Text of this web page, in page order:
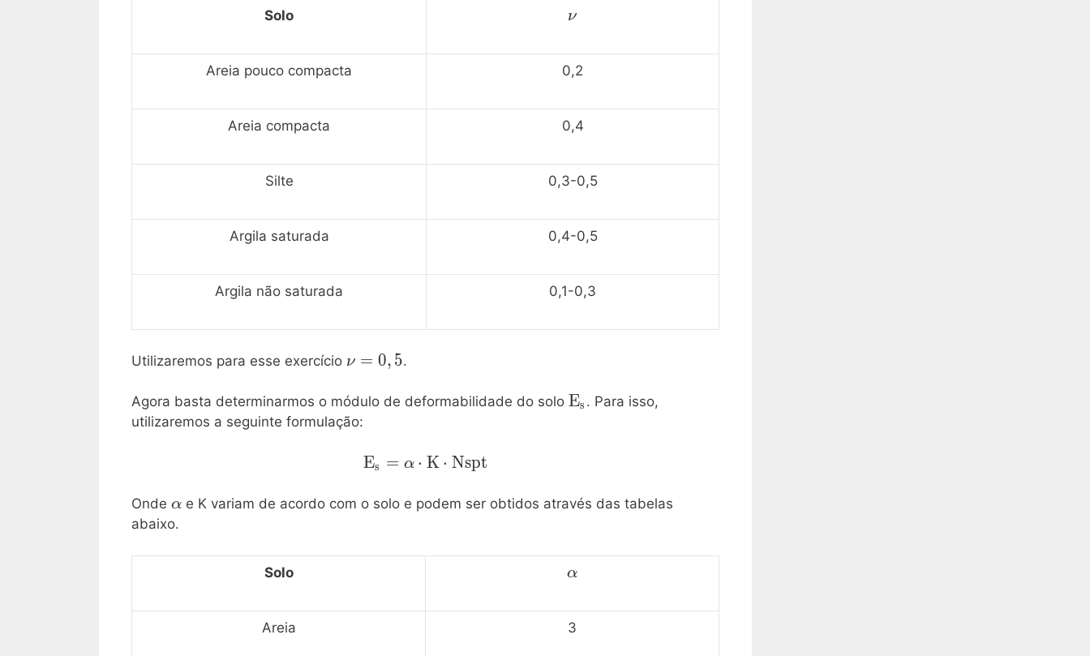
Solo \mathrm{\nu}
ν
Areia pouco compacta 0,2
Areia compacta 0,4
Silte 0,3-0,5
Argila saturada 0,4-0,5
Argila não saturada 0,1-0,3
Utilizaremos para esse exercício \mathrm{\nu=0,5}
ν = 0, 5.
Agora basta determinarmos o módulo de deformabilidade do solo \mathrm{E_s}
Es . Para isso,
utilizaremos a seguinte formulação:
\mathrm{E_s=\alpha\cdot
Es = α ⋅ K ⋅ Nspt
Onde \mathrm{\alpha}
α e K variam de acordo com o solo e podem ser obtidos através das tabelas
abaixo.
Solo \mathrm{\alpha}
α
Areia 3